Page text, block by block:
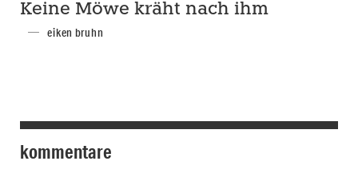
Keine Möwe kräht nach ihm
eiken bruhn
kommentare